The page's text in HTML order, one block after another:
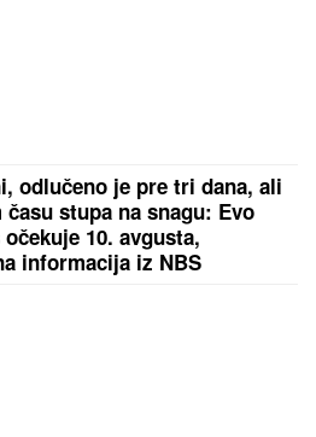
odlučeno je pre tri dana, ali
času stupa na snagu: Evo
10. avgusta,
informacija iz NBS